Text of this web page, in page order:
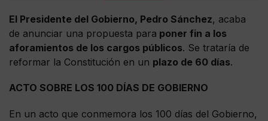
El Presidente del Gobierno, Pedro Sánchez, acaba
de anunciar una propuesta para poner fin a los
aforamientos de los cargos públicos. Se trataría de
reformar la Constitución en un plazo de 60 días.
ACTO SOBRE LOS 100 DÍAS DE GOBIERNO
En un acto que conmemora los 100 días del Gobierno,